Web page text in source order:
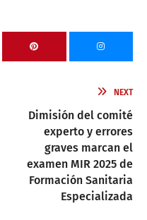
NEXT
Dimisión del comité
experto y errores
graves marcan el
examen MIR 2025 de
Formación Sanitaria
Especializada